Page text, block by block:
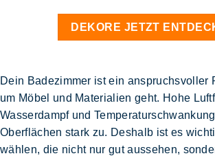
DEKORE JETZT
Dein Badezimmer ist ein anspruchsvoller
um Möbel und Materialien geht. Hohe
Wasserdampf und
Oberflächen stark zu. Deshalb ist es
wählen, die nicht nur gut aussehen,